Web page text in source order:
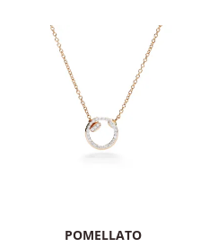
POMELLATO